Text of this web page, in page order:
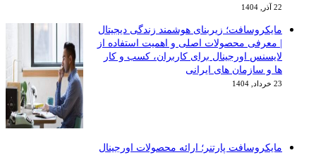
زیربنای هوشمند زندگی دیجیتال
محصولات اصلی و اهمیت استفاده از
اورجینال برای کاربران، کسب و کار
و سازمان های ایرانی
پارتنر؛ ارائه محصولات اورجینال